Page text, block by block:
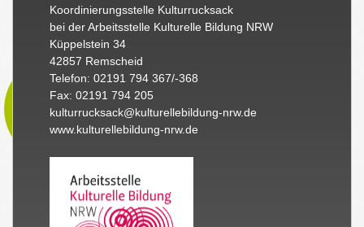
Koordinierungsstelle Kulturrucksack
bei der Arbeitsstelle Kulturelle Bildung NRW
Küppelstein 34
42857 Remscheid
Telefon: 02191 794 367/-368
Fax: 02191 794 205
kulturrucksack@kulturellebildung-nrw.de
www.kulturellebildung-nrw.de